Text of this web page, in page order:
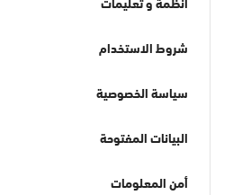
شروط الاستخدام
سياسة الخصوصية
البيانات المفتوحة
أمن المعلومات